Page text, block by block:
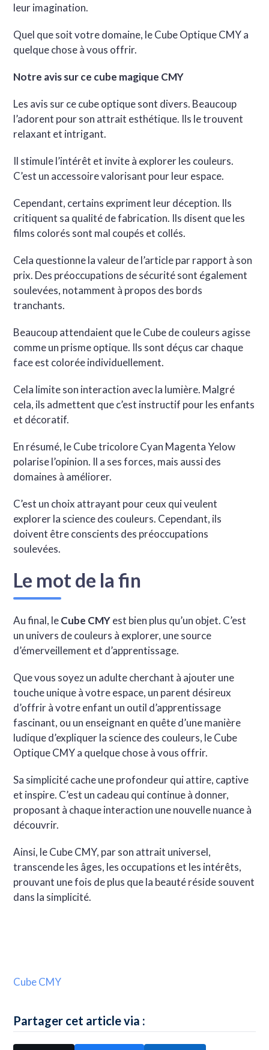
leur imagination.
Quel que soit votre domaine, le Cube Optique CMY a
quelque chose à vous offrir.
Notre avis sur ce cube magique CMY
Les avis sur ce cube optique sont divers. Beaucoup
l’adorent pour son attrait esthétique. Ils le trouvent
relaxant et intrigant.
Il stimule l’intérêt et invite à explorer les couleurs.
C’est un accessoire valorisant pour leur espace.
Cependant, certains expriment leur déception. Ils
critiquent sa qualité de fabrication. Ils disent que les
films colorés sont mal coupés et collés.
Cela questionne la valeur de l’article par rapport à son
prix. Des préoccupations de sécurité sont également
soulevées, notamment à propos des bords
tranchants.
Beaucoup attendaient que le Cube de couleurs agisse
comme un prisme optique. Ils sont déçus car chaque
face est colorée individuellement.
Cela limite son interaction avec la lumière. Malgré
cela, ils admettent que c’est instructif pour les enfants
et décoratif.
En résumé, le Cube tricolore Cyan Magenta Yelow
polarise l’opinion. Il a ses forces, mais aussi des
domaines à améliorer.
C’est un choix attrayant pour ceux qui veulent
explorer la science des couleurs. Cependant, ils
doivent être conscients des préoccupations
soulevées.
Le mot de la fin
Au final, leCube CMYest bien plus qu’un objet. C’est
un univers de couleurs à explorer, une source
d’émerveillement et d’apprentissage.
Que vous soyez un adulte cherchant à ajouter une
touche unique à votre espace, un parent désireux
d’offrir à votre enfant un outil d’apprentissage
fascinant, ou un enseignant en quête d’une manière
ludique d’expliquer la science des couleurs, le Cube
Optique CMY a quelque chose à vous offrir.
Sa simplicité cache une profondeur qui attire, captive
et inspire. C’est un cadeau qui continue à donner,
proposant à chaque interaction une nouvelle nuance à
découvrir.
Ainsi, le Cube CMY, par son attrait universel,
transcende les âges, les occupations et les intérêts,
prouvant une fois de plus que la beauté réside souvent
dans la simplicité.
Cube CMY
Partager cet article via :